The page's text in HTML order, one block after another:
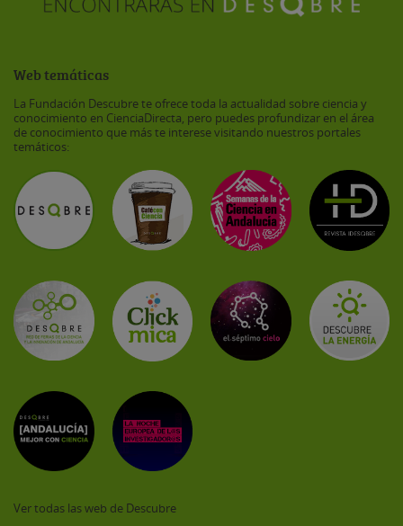
Web temáticas
La Fundación Descubre te ofrece toda la actualidad sobre ciencia y
conocimiento en CienciaDirecta, pero puedes profundizar en el área
de conocimiento que más te interese visitando nuestros portales
temáticos:
Ver todas las web de Descubre